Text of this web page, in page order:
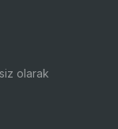
olarak